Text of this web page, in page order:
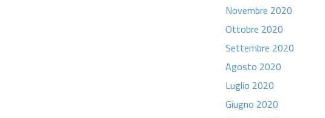
Novembre 2020
Ottobre 2020
Settembre 2020
Agosto 2020
Luglio 2020
Giugno 2020